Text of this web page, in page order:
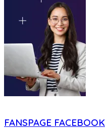
FANSPAGE FACEBOOK